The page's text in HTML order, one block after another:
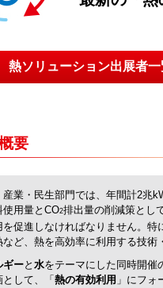
熱ソリューション出展者
要
産業・民生部門では、年間計2兆
使用量とCO2排出量の削減策とし
を促進しなければなりません。
など、熱を高効率に利用する技
ギーと 水をテーマにした同時開催
として、「 熱の有効利用 」にフォ